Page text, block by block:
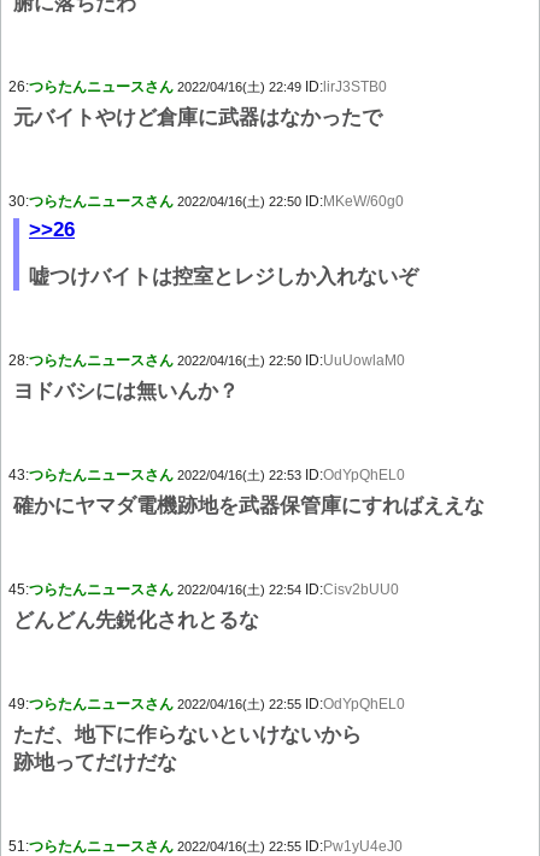
26:つらたんニュースさん 2022/04/16(土) 22:49 ID: lirJ3STB0
元バイトやけど倉庫に武器はなかったで
30:つらたんニュースさん 2022/04/16(土) 22:50 ID:MKeW/60g0
>>26
嘘つけバイトは控室とレジしか入れないぞ
28:つらたんニュースさん 2022/04/16(土) 22:50 ID:UuUowlaM0
ヨドバシには無いんか？
43:つらたんニュースさん 2022/04/16(土) 22:53 ID:OdYpQhEL0
確かにヤマダ電機跡地を武器保管庫にすればええな
45:つらたんニュースさん 2022/04/16(土) 22:54 ID:Cisv2bUU0
どんどん先鋭化されとるな
49:つらたんニュースさん 2022/04/16(土) 22:55 ID:OdYpQhEL0
ただ、地下に作らないといけないから
跡地ってだけだな
51:つらたんニュースさん 2022/04/16(土) 22:55 ID:Pw1yU4eJ0